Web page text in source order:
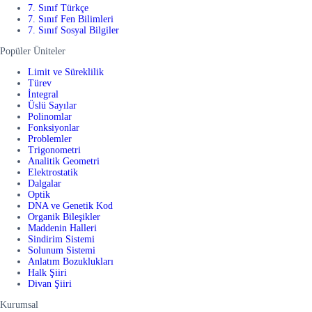
7. Sınıf Türkçe
7. Sınıf Fen Bilimleri
7. Sınıf Sosyal Bilgiler
Popüler Üniteler
Limit ve Süreklilik
Türev
İntegral
Üslü Sayılar
Polinomlar
Fonksiyonlar
Problemler
Trigonometri
Analitik Geometri
Elektrostatik
Dalgalar
Optik
DNA ve Genetik Kod
Organik Bileşikler
Maddenin Halleri
Sindirim Sistemi
Solunum Sistemi
Anlatım Bozuklukları
Halk Şiiri
Divan Şiiri
Kurumsal